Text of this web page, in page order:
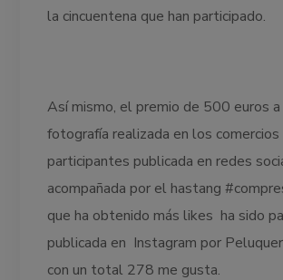
la cincuentena que han participado.
Así mismo, el premio de 500 euros
fotografía realizada en los comercios
participantes publicada en redes
acompañada por el hastang
que ha obtenido más likes ha sido
publicada en Instagram por
con un total 278 me gusta.